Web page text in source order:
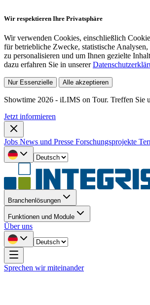
Wir respektieren Ihre Privatsphäre
Wir verwenden Cookies, einschließlich
für betriebliche Zwecke, statistische
zu personalisieren und um Ihnen gezielte
dazu erfahren Sie in unserer
Nur Essenzielle Alle akzeptieren
Showtime 2026 - iLIMS on Tour. Treffen Sie
Jetzt informieren
Jobs News und Presse Forschungsprojekte
Branchenlösungen
Funktionen und Module
Über uns
Sprechen wir miteinander